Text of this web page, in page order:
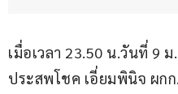
เมื่อเวลา 23.50 น.วันที่ 9
ประสพโชค เอี่ยมพินิจ ผก